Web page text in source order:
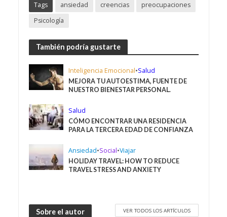
Tags ansiedad creencias
preocupaciones
Psicología
También podría gustarte
Inteligencia Emocional•Salud
MEJORA TU AUTOESTIMA, FUENTE DE
NUESTRO BIENESTAR PERSONAL.
Salud
CÓMO ENCONTRAR UNA RESIDENCIA
PARA LA TERCERA EDAD DE CONFIANZA
Ansiedad•Social•Viajar
HOLIDAY TRAVEL: HOW TO REDUCE
TRAVEL STRESS AND ANXIETY
Sobre el autor VER TODOS LOS ARTÍCULOS